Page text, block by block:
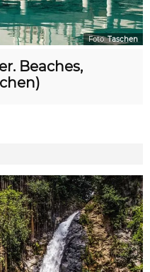
Foto:Taschen
Beaches,